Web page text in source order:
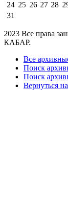
24 25 26 27 28
31
2023 Все права
КАБАР.
Все
Поиск
Поиск
Вернуться